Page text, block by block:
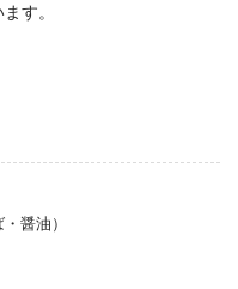
す。
醤油）